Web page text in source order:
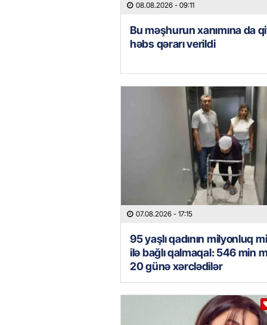
08.08.2026 - 09:11
Bu məşhurun xanımına da
həbs qərarı verildi
07.08.2026 - 17:15
95 yaşlı qadının milyonluq
ilə bağlı qalmaqal: 546 min
20 günə xərclədilər